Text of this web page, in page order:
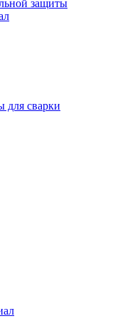
защиты
для сварки